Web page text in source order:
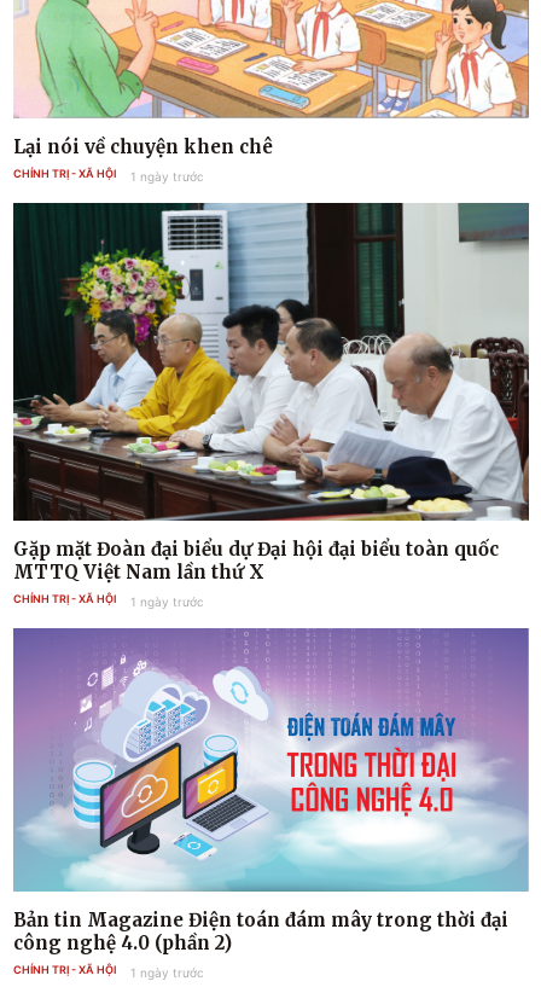
Lại nói về chuyện khen chê
CHÍNH TRỊ - XÃ HỘI 1 ngày trước
Gặp mặt Đoàn đại biểu dự Đại hội đại biểu toàn quốc
MTTQ Việt Nam lần thứ X
CHÍNH TRỊ - XÃ HỘI 1 ngày trước
Bản tin Magazine Điện toán đám mây trong thời đại
công nghệ 4.0 (phần 2)
CHÍNH TRỊ - XÃ HỘI 1 ngày trước